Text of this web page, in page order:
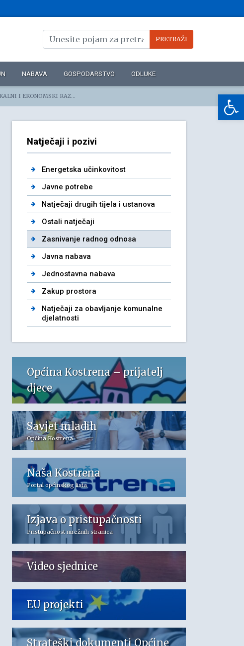
NABAVA GOSPODARSTVO ODLUKE
RAZVOJ (1 izvršitelj/ica)
Natječaji i pozivi
Energetska učinkovitost
Javne potrebe
Natječaji drugih tijela i ustanova
Ostali natječaji
Zasnivanje radnog odnosa
Javna nabava
Jednostavna nabava
Zakup prostora
Natječaji za obavljanje komunalne
djelatnosti
Općina Kostrena – prijatelj
djece
Savjet mladih
Općina Kostrena
Naša Kostrena
Portal općinskog lista
Izjava o pristupačnosti
Pristupačnost mrežnih stranica
Video sjednice
EU projekti
Strateški dokumenti Općine